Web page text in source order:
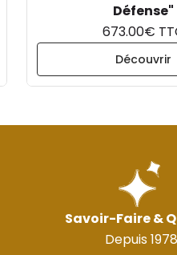
Défense"
673.00€
Découvrir
Savoir-Faire &
Depuis 1978